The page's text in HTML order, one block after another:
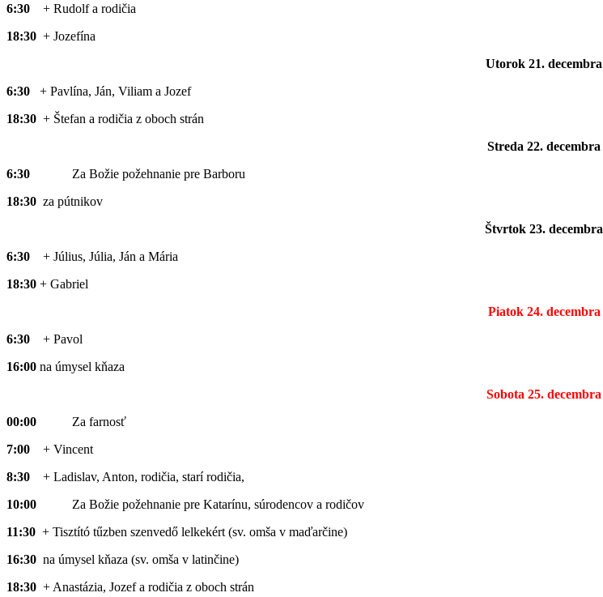
6:30 + Rudolf a rodičia
18:30 + Jozefína
Utorok 21. decembra
6:30 + Pavlína, Ján, Viliam a Jozef
18:30 + Štefan a rodičia z oboch strán
Streda 22. decembra
6:30 Za Božie požehnanie pre Barboru
18:30 za pútnikov
Štvrtok 23. decembra
6:30 + Július, Júlia, Ján a Mária
18:30 + Gabriel
Piatok 24. decembra
6:30 + Pavol
16:00 na úmysel kňaza
Sobota 25. decembra
00:00
Za farnosť
7:00
+ Vincent
8:30
+ Ladislav, Anton, rodičia, starí rodičia,
10:00
Za Božie požehnanie pre Katarínu, súrodencov a rodičov
11:30 + Tisztító tűzben szenvedő lelkekért (sv. omša v maďarčine)
16:30 na úmysel kňaza (sv. omša v latinčine)
18:30 + Anastázia, Jozef a rodičia z oboch strán